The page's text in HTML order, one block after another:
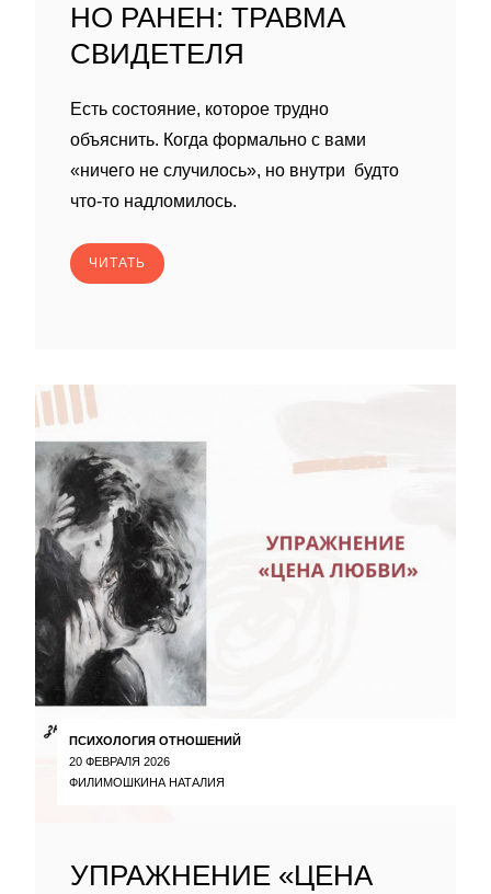
НО РАНЕН: ТРАВМА
СВИДЕТЕЛЯ
Есть состояние, которое трудно
объяснить. Когда формально с вами
«ничего не случилось», но внутри будто
что-то надломилось.
ЧИТАТЬ
ПСИХОЛОГИЯ ОТНОШЕНИЙ
20 ФЕВРАЛЯ 2026
ФИЛИМОШКИНА НАТАЛИЯ
УПРАЖНЕНИЕ «ЦЕНА